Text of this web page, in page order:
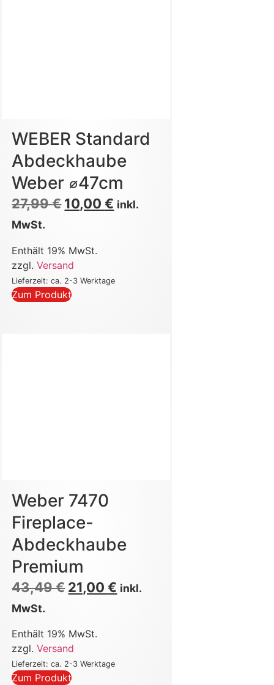
WEBER Standard
Abdeckhaube
Weber ⌀47cm
27,99€ 10,00€ inkl.
MwSt.
Enthält 19% MwSt.
zzgl.Versand
Lieferzeit: ca. 2-3 Werktage
Zum Produkt
Weber 7470
Fireplace-
Abdeckhaube
Premium
43,49€ 21,00€ inkl.
MwSt.
Enthält 19% MwSt.
zzgl.Versand
Lieferzeit: ca. 2-3 Werktage
Zum Produkt